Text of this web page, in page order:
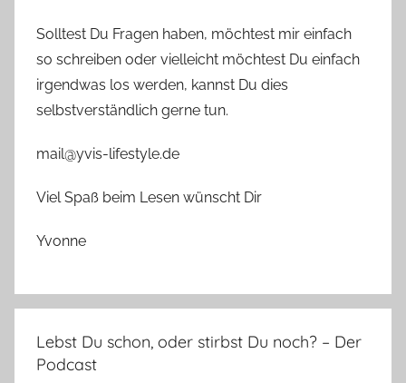
Solltest Du Fragen haben, möchtest mir einfach
so schreiben oder vielleicht möchtest Du einfach
irgendwas los werden, kannst Du dies
selbstverständlich gerne tun.
mail@yvis-lifestyle.de
Viel Spaß beim Lesen wünscht Dir
Yvonne
Lebst Du schon, oder stirbst Du noch? – Der
Podcast